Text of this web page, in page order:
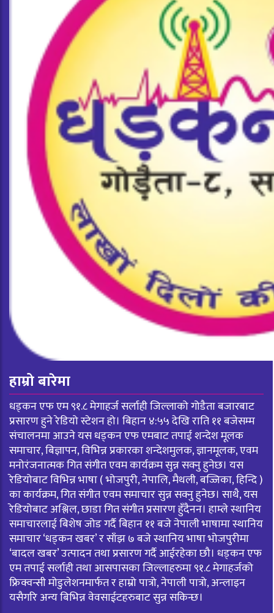
हाम्रो बारेमा
धड्कन एफ एम ९१.८ मेगाहर्ज सर्लाही जिल्लाको गोडैता बजारबाट
प्रसारण हुने रेडियो स्टेशन हो। बिहान ४:५५ देखि राति ११ बजेसम्म
संचालनमा आउने यस धड्कन एफ एमबाट तपाई शन्देश मूलक
समाचार, बिज्ञापन, विभिन्न प्रकारका शन्देशमुलक, ज्ञानमूलक, एवम
मनोरंजनात्मक गित संगीत एवम कार्यक्रम सुन्न सक्नु हुनेछ। यस
रेडियोबाट विभिन्न भाषा ( भोजपुरी, नेपालि, मैथली, बज्जिका, हिन्दि )
का कार्यक्रम, गित संगीत एवम समाचार सुन्न सक्नु हुनेछ। साथै, यस
रेडियोबाट अश्लिल, छाडा गित संगीत प्रसारण हुँदैनन। हाम्ले स्थानिय
समाचारलाई बिशेष जोड गर्दै बिहान ११ बजे नेपाली भाषामा स्थानिय
समाचार ‘धड्कन खबर’ र साँझ ७ बजे स्थानिय भाषा भोजपुरीमा
‘बादल खबर’ उत्पादन तथा प्रसारण गर्दै आईरहेका छौ। धड्कन एफ
एम तपाई सर्लाही तथा आसपासका जिल्लाहरुमा ९१.८ मेगाहर्जको
फ्रिक्वन्सी मोडुलेशनमार्फत र हाम्रो पात्रो, नेपाली पात्रो, अन्लाइन
यसैगरि अन्य बिभिन्न वेवसाईटहरुबाट सुन्न सकिन्छ।